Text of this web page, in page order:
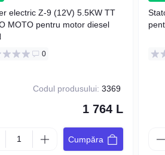
electric Z-9 (12V) 5.5KW TT
MOTO pentru motor diesel
0
Codul produsului: 3369
1 764 L
Cumpăra